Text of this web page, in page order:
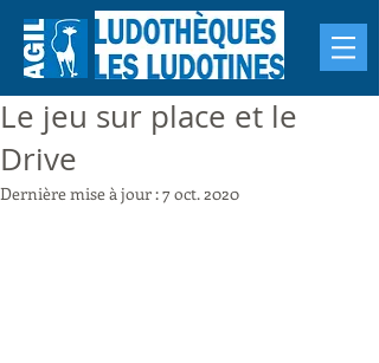
Le jeu sur place et le
Drive
Dernière mise à jour :7 oct. 2020